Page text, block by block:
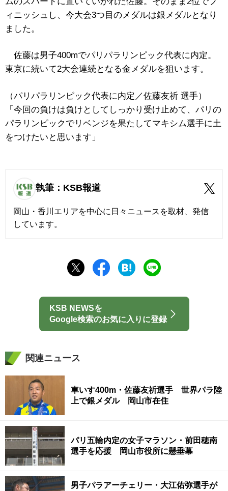
ィニッシュし、今大会3つ目のメダルは銀メダルとなり
ました。
佐藤は男子400mでパリパラリンピック代表に内定。
東京に続いて2大会連続となる金メダルを狙います。
（パリパラリンピック代表に内定／佐藤友祈 選手）
「今回の負けは負けとしてしっかり受け止めて、パリの
パラリンピックでリベンジを果たしてマキシム選手に土
をつけたいと思います」
執筆：KSB報道
岡山・香川エリアを中心に日々ニュースを取材、発信
しています。
KSB NEWSを
Google検索のお気に入りに登録
関連ニュース
車いす400m・佐藤友祈選手 世界パラ陸
上で銀メダル 岡山市在住
パリ五輪内定の女子マラソン・前田穂南
選手を応援 岡山市役所に懸垂幕
男子パラアーチェリー・大江佑弥選手が